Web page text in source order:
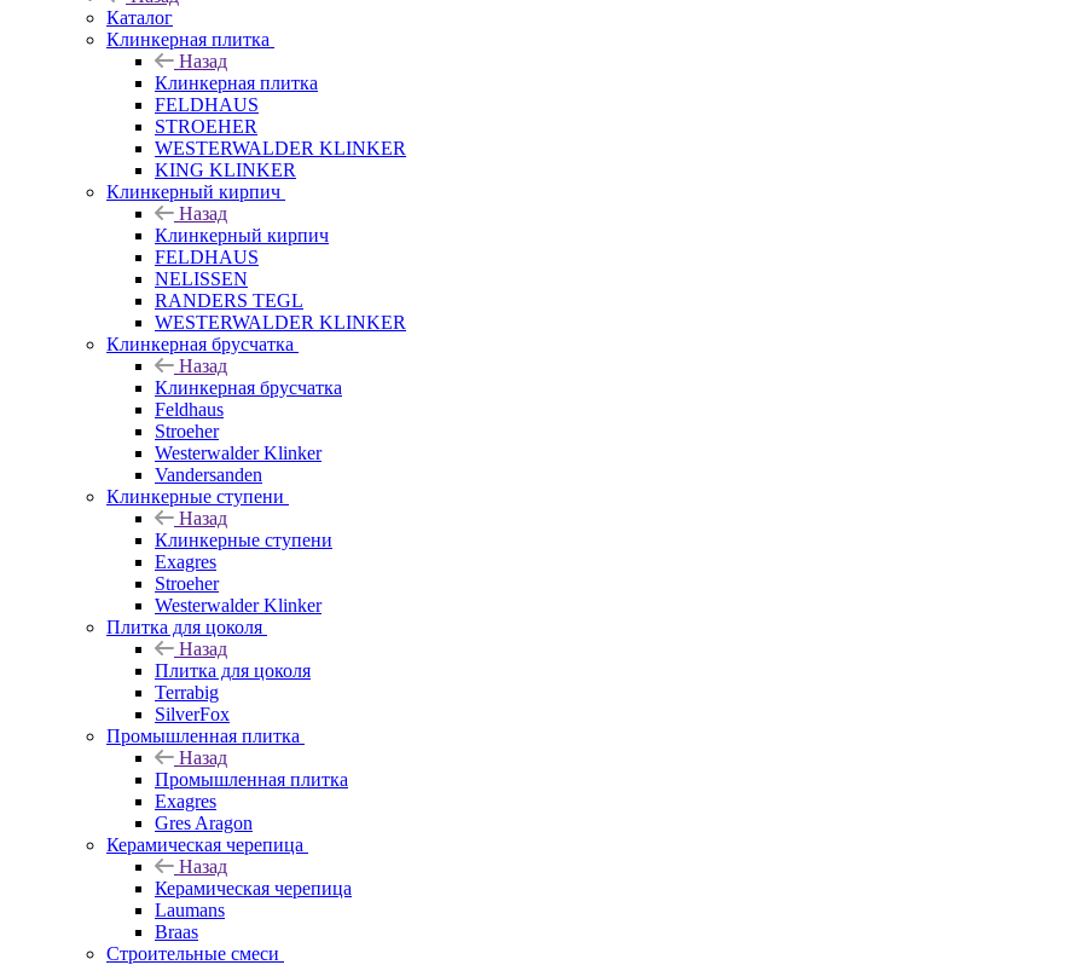
Каталог
Клинкерная плитка
Назад
Клинкерная плитка
FELDHAUS
STROEHER
WESTERWALDER KLINKER
KING KLINKER
Клинкерный кирпич
Назад
Клинкерный кирпич
FELDHAUS
NELISSEN
RANDERS TEGL
WESTERWALDER KLINKER
Клинкерная брусчатка
Назад
Клинкерная брусчатка
Feldhaus
Stroeher
Westerwalder Klinker
Vandersanden
Клинкерные ступени
Назад
Клинкерные ступени
Exagres
Stroeher
Westerwalder Klinker
Плитка для цоколя
Назад
Плитка для цоколя
Terrabig
SilverFox
Промышленная плитка
Назад
Промышленная плитка
Exagres
Gres Aragon
Керамическая черепица
Назад
Керамическая черепица
Laumans
Braas
Строительные смеси